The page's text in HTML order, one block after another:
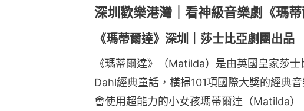
深圳歡樂港灣｜看神級音樂劇《瑪蒂
《瑪蒂爾達》深圳｜莎士比亞劇團出
《瑪蒂爾達》（Matilda）是由英國皇家莎
Dahl經典童話，橫掃101項國際大獎的經典
會使用超能力的小女孩瑪蒂爾達（Matilda）